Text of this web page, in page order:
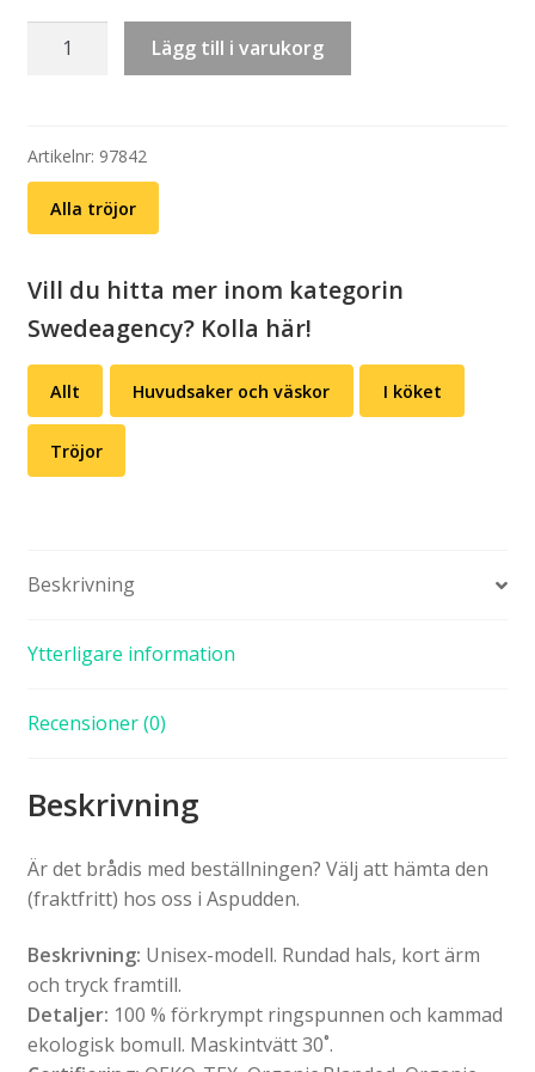
(välj
färg)
mängd
Lägg till i varukorg
Artikelnr: 97842
Alla tröjor
Vill du hitta mer inom kategorin
Swedeagency? Kolla här!
Allt Huvudsaker och väskor I köket
Tröjor
Beskrivning
Ytterligare information
Recensioner (0)
Beskrivning
Är det brådis med beställningen? Välj att hämta den
(fraktfritt) hos oss i Aspudden.
Beskrivning: Unisex-modell. Rundad hals, kort ärm
och tryck framtill.
Detaljer: 100 % förkrympt ringspunnen och kammad
ekologisk bomull. Maskintvätt 30˚.